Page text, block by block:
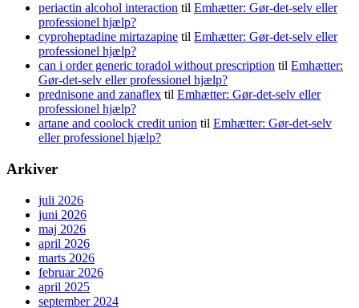
periactin alcohol interaction til Emhætter: Gør-det-selv eller
professionel hjælp?
cyproheptadine mirtazapine til Emhætter: Gør-det-selv eller
professionel hjælp?
can i order generic toradol without prescription til Emhætter:
Gør-det-selv eller professionel hjælp?
prednisone and zanaflex til Emhætter: Gør-det-selv eller
professionel hjælp?
artane and coolock credit union til Emhætter: Gør-det-selv
eller professionel hjælp?
Arkiver
juli 2026
juni 2026
maj 2026
april 2026
marts 2026
februar 2026
april 2025
september 2024